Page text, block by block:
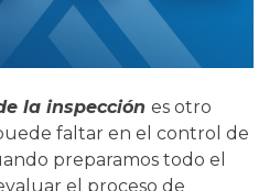
la inspección es otro
faltar en el control de
preparamos todo el
el proceso de